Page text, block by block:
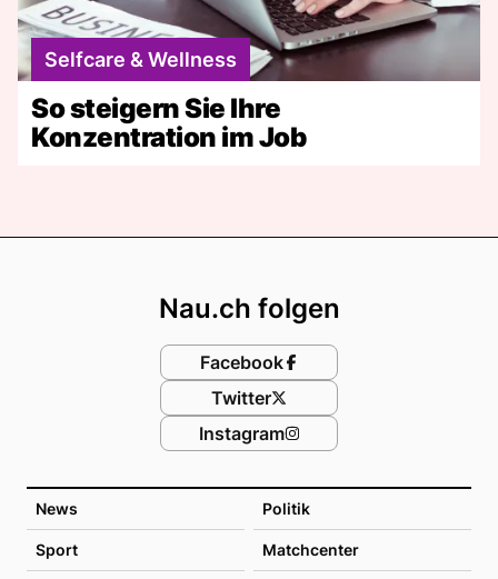
Selfcare & Wellness
So steigern Sie Ihre
Konzentration im Job
News Politik
Sport Matchcenter
Nau.ch folgen
Facebook
Twitter
Instagram